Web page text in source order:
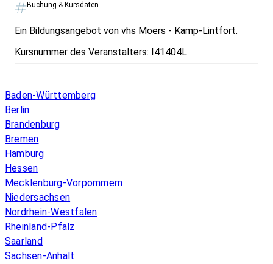
Buchung & Kursdaten
Ein Bildungsangebot von vhs Moers - Kamp-Lintfort.
Kursnummer des Veranstalters: I41404L
Baden-Württemberg
Berlin
Brandenburg
Bremen
Hamburg
Hessen
Mecklenburg-Vorpommern
Niedersachsen
Nordrhein-Westfalen
Rheinland-Pfalz
Saarland
Sachsen-Anhalt